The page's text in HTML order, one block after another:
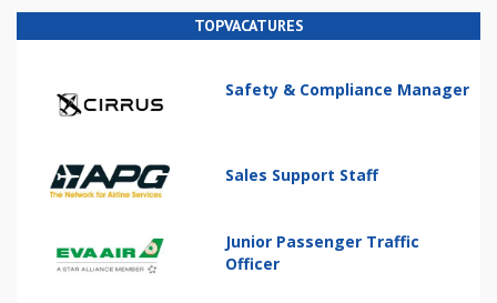
TOPVACATURES
Safety & Compliance Manager
Sales Support Staff
Junior Passenger Traffic
Officer